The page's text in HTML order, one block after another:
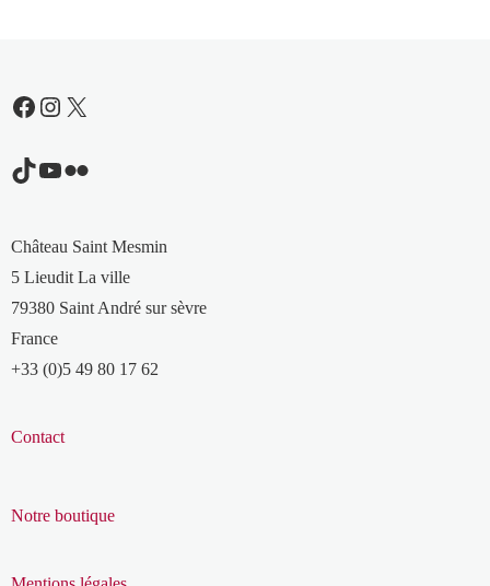
Facebook
Instagram
X
TikTok
YouTube
Flickr
Château Saint Mesmin
5 Lieudit La ville
79380 Saint André sur sèvre
France
+33 (0)5 49 80 17 62
Contact
Notre boutique